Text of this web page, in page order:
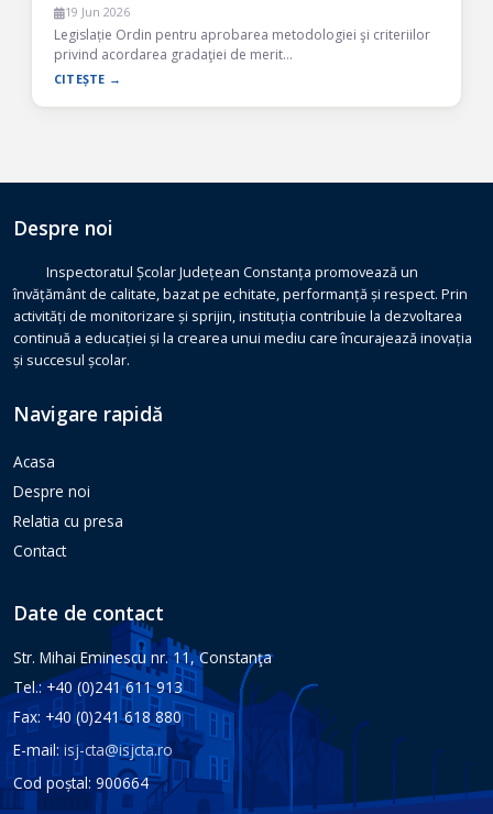
19 Jun 2026
Legislație Ordin pentru aprobarea metodologiei şi criteriilor
privind acordarea gradaţiei de merit…
CITEȘTE →
Despre noi
Inspectoratul Școlar Județean Constanța promovează un
învățământ de calitate, bazat pe echitate, performanță și respect. Prin
activități de monitorizare și sprijin, instituția contribuie la dezvoltarea
continuă a educației și la crearea unui mediu care încurajează inovația
și succesul școlar.
Navigare rapidă
Acasa
Despre noi
Relatia cu presa
Contact
Date de contact
Str. Mihai Eminescu nr. 11, Constanţa
Tel.: +40 (0)241 611 913
Fax: +40 (0)241 618 880
E-mail:isj-cta@isjcta.ro
Cod poștal: 900664